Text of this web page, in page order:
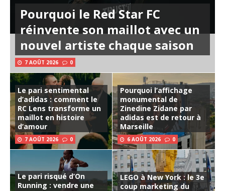
Pourquoi le Red Star FC
réinvente son maillot avec un
nouvel artiste chaque saison
7 AOÛT 2026 0
Le pari sentimental
d’adidas : comment le
RC Lens transforme un
maillot en histoire
d’amour
7 AOÛT 2026 0
Pourquoi l’affichage
monumental de
Zinedine Zidane par
adidas est de retour à
Marseille
6 AOÛT 2026 0
Le pari risqué d’On
Running : vendre une
LEGO à New York : le 3e
coup marketing du